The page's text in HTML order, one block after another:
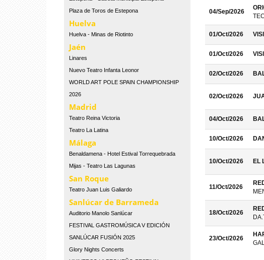
Plaza de Toros de Estepona
Huelva
Huelva - Minas de Riotinto
Jaén
Linares
Nuevo Teatro Infanta Leonor
WORLD ART POLE SPAIN CHAMPIONSHIP
2026
Madrid
Teatro Reina Victoria
Teatro La Latina
Málaga
Benaldamena - Hotel Estival Torrequebrada
Mijas - Teatro Las Lagunas
San Roque
Teatro Juan Luis Galiardo
Sanlúcar de Barrameda
Auditorio Manolo Sanlúcar
FESTIVAL GASTROMÚSICA V EDICIÓN
SANLÚCAR FUSIÓN 2025
Glory Nights Concerts
04/Sep/2026
01/Oct/2026
01/Oct/2026
02/Oct/2026
02/Oct/2026
04/Oct/2026
10/Oct/2026
10/Oct/2026 EL
11/Oct/2026
18/Oct/2026
23/Oct/2026